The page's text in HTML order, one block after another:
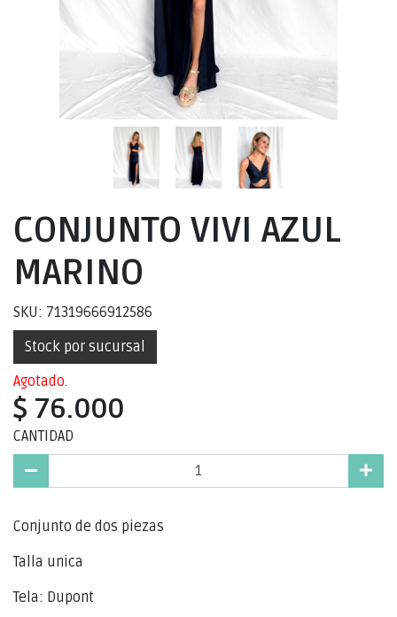
CONJUNTO VIVI AZUL
MARINO
SKU: 71319666912586
Stock por sucursal
Agotado.
$ 76.000
CANTIDAD
Conjunto de dos piezas
Talla unica
Tela: Dupont